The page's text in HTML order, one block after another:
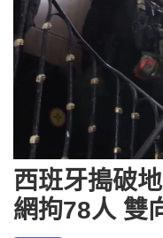
西班牙搗破
網拘78人 雙